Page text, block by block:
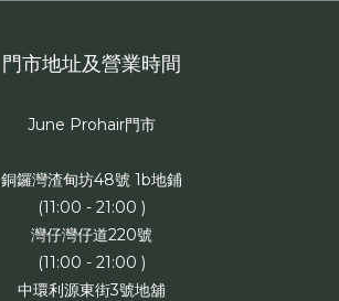
門市地址及營業時間
June Prohair門市
銅鑼灣渣甸坊48號 1b地鋪
(11:00 - 21:00 )
灣仔灣仔道220號
(11:00 - 21:00 )
中環利源東街3號地舖